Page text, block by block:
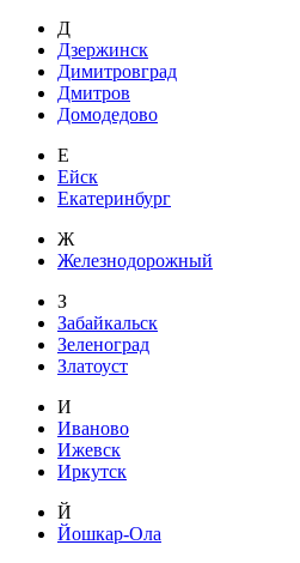
Д
Дзержинск
Димитровград
Дмитров
Домодедово
Е
Ейск
Екатеринбург
Ж
Железнодорожный
З
Забайкальск
Зеленоград
Златоуст
И
Иваново
Ижевск
Иркутск
Й
Йошкар-Ола